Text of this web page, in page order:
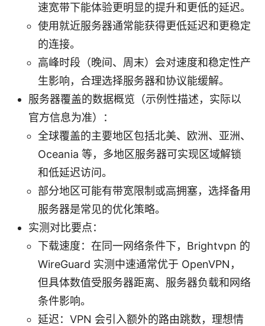
速宽带下能体验更明显的提升和更低的延迟。
使用就近服务器通常能获得更低延迟和更稳定
的连接。
高峰时段（晚间、周末）会对速度和稳定性产
生影响，合理选择服务器和协议能缓解。
服务器覆盖的数据概览（示例性描述，实际以
官方信息为准）：
全球覆盖的主要地区包括北美、欧洲、亚洲、
Oceania 等，多地区服务器可实现区域解锁
和低延迟访问。
部分地区可能有带宽限制或高拥塞，选择备用
服务器是常见的优化策略。
实测对比要点：
下载速度：在同一网络条件下，Brightvpn 的
WireGuard 实测中速通常优于 OpenVPN，
但具体数值受服务器距离、服务器负载和网络
条件影响。
延迟：VPN 会引入额外的路由跳数，理想情